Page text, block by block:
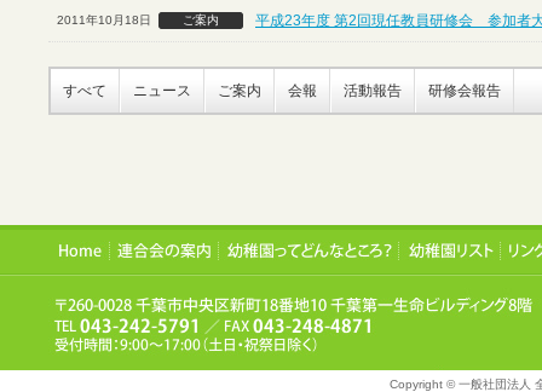
2011年10月18日 ご案内 平成23年度 第2回現任教員研修会 参加者
すべて ニュース ご案内 会報 活動報告 研修会報告
Copyright © 一般社団法人